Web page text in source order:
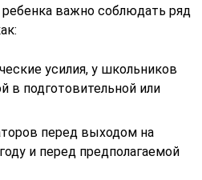
ребенка важно соблюдать ряд
усилия, у школьников
в подготовительной или
перед выходом на
и перед предполагаемой